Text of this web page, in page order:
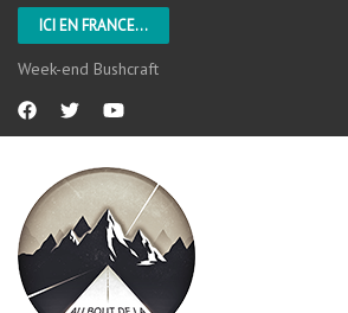
ICI EN FRANCE...
Week-end Bushcraft